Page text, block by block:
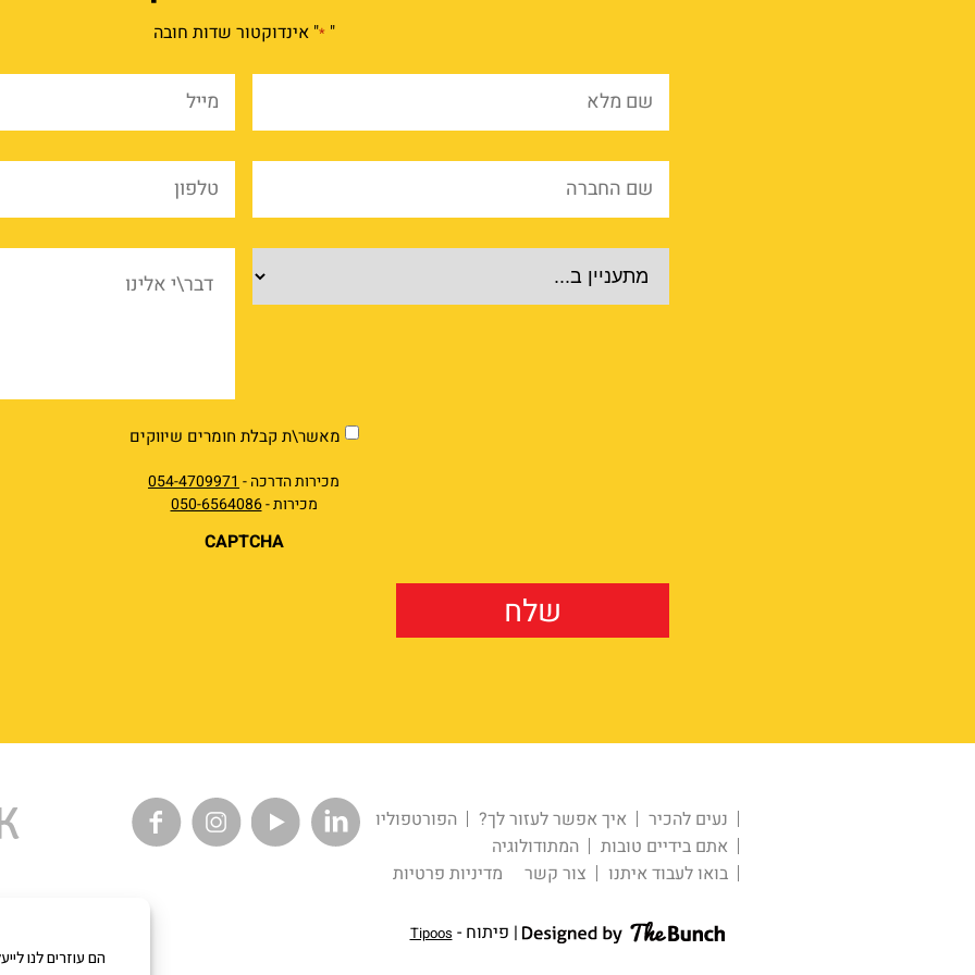
"
*" אינדוקטור שדות חובה
שם
שם
מוצרים
market
מאשר\ת קבלת חומרים שיווקים
מכירות הדרכה - 054-4709971
מכירות -050-6564086
CAPTCHA
נעים להכיר איך אפשר לעזור לך?
הפורטפוליו
אתם בידיים טובות
המתודולוגיה
בואו לעבוד איתנו
צור קשר מדיניות פרטיות
| פיתוח -Tipoos